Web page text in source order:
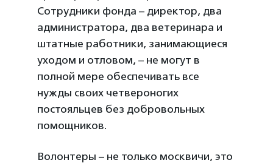
Сотрудники фонда – директор, два
администратора, два ветеринара и
штатные работники, занимающиеся
уходом и отловом, – не могут в
полной мере обеспечивать все
нужды своих четвероногих
постояльцев без добровольных
помощников.
Волонтеры – не только москвичи, это